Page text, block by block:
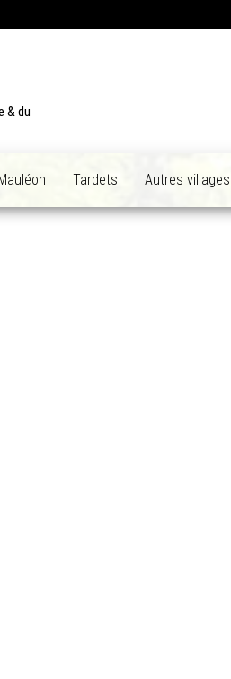
& du
Mauléon Tardets Autres villages